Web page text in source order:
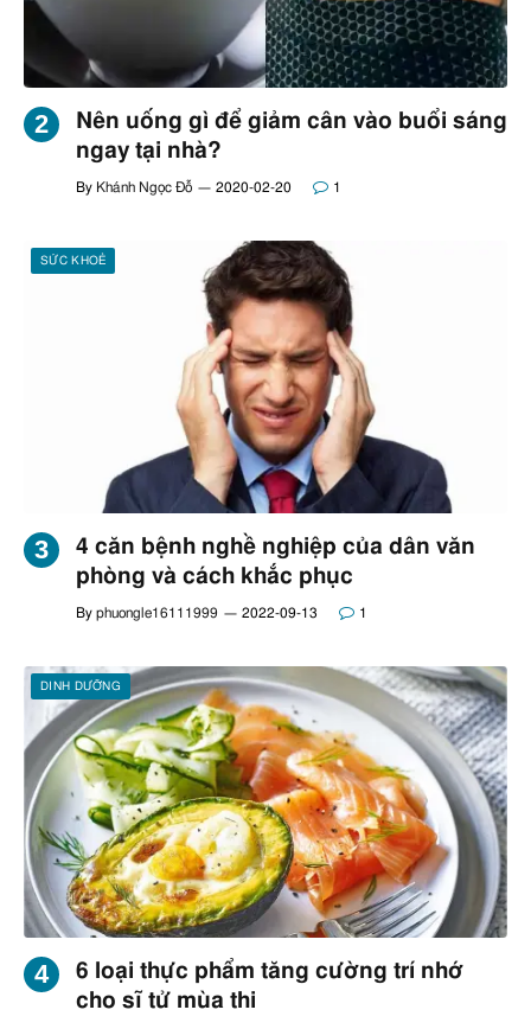
Nên uống gì để giảm cân vào buổi sáng
ngay tại nhà?
By Khánh Ngọc Đỗ 2020-02-20 1
SỨC KHOẺ
4 căn bệnh nghề nghiệp của dân văn
phòng và cách khắc phục
By phuongle16111999 2022-09-13 1
DINH DƯỠNG
6 loại thực phẩm tăng cường trí nhớ
cho sĩ tử mùa thi